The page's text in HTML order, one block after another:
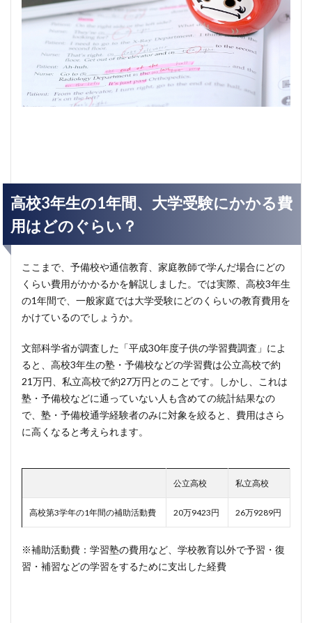
高校3年生の1年間、大学受験にかかる費
用はどのぐらい？
ここまで、予備校や通信教育、家庭教師で学んだ場合にどの
くらい費用がかかるかを解説しました。では実際、高校3年生
の1年間で、一般家庭では大学受験にどのくらいの教育費用を
かけているのでしょうか。
文部科学省が調査した「平成30年度子供の学習費調査」によ
ると、高校3年生の塾・予備校などの学習費は公立高校で約
21万円、私立高校で約27万円とのことです。しかし、これは
塾・予備校などに通っていない人も含めての統計結果なの
で、塾・予備校通学経験者のみに対象を絞ると、費用はさら
に高くなると考えられます。
公立高校 私立高校
高校第3学年の1年間の補助活動費 20万9423円 26万9289円
※補助活動費：学習塾の費用など、学校教育以外で予習・復
習・補習などの学習をするために支出した経費